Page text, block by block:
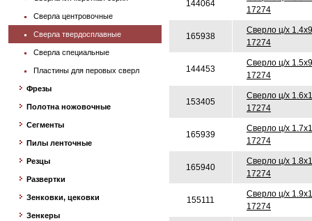
Сверла центровочные
Сверла твердосплавные
Сверла специальные
Пластины для перовых сверл
Фрезы
Полотна ножовочные
Сегменты
Пилы ленточные
Резцы
Развертки
Зенковки, цековки
Зенкеры
144064
17274
165938
Сверло ц/х
17274
144453
Сверло ц/х
17274
153405
Сверло ц/х
17274
165939
Сверло ц/х
17274
165940
Сверло ц/х
17274
155111
Сверло ц/х
17274